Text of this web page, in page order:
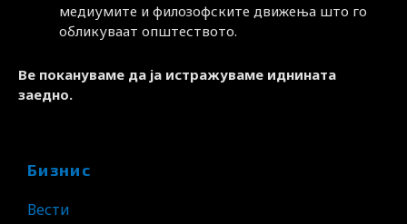
медиумите и филозофските движења што го
обликуваат општеството.
Ве покануваме да ја истражуваме иднината
заедно.
Бизнис
Вести